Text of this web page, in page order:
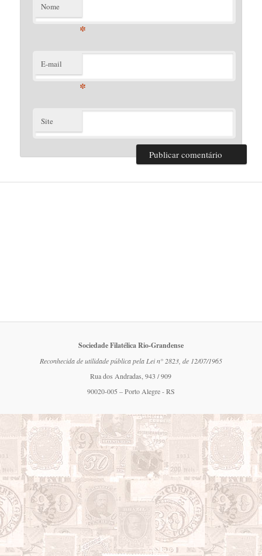
Nome
*
E-mail
*
Site
Sociedade Filatélica Rio-Grandense
Reconhecida de utilidade pública pela Lei n° 2823, de 12/07/1965
Rua dos Andradas, 943 / 909
90020-005 – Porto Alegre - RS